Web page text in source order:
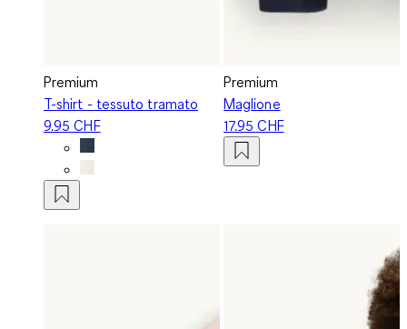
Premium
T-shirt - tessuto tramato
9.95 CHF
Premium
Maglione
17.95 CHF